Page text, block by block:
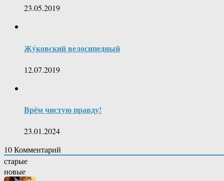
23.05.2019
Жýковский велосипедный
12.07.2019
Врём чистую правду!
23.01.2024
10Комментарий
старые
новые